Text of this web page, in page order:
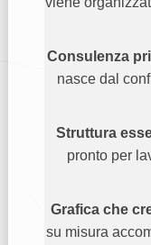
Consulenza
nasce dal
Struttura
pronto per
Grafica che
su misura